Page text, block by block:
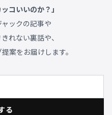
コいいのか？」
ックの記事や
れない裏話や、
案をお届けします。
る